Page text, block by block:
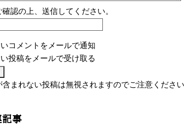
認の上、送信してください。
コメントをメールで通知
投稿をメールで受け取る
含まれない投稿は無視されますのでご注意くださ
事